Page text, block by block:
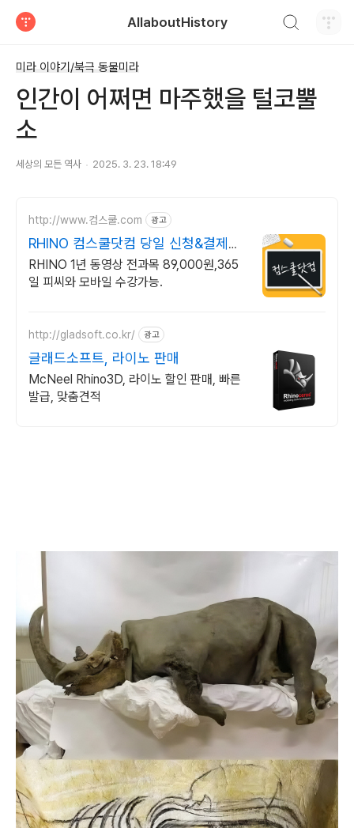
AllaboutHistory
미라 이야기/북극 동물미라
인간이 어쩌면 마주했을 털코뿔
소
세상의 모든 역사 2025. 3. 23. 18:49
http://www.컴스쿨.com 광고
RHINO 컴스쿨닷컴 당일 신청&결제시
기프티콘!
RHINO 1년 동영상 전과목 89,000원,365
일 피씨와 모바일 수강가능.
http://gladsoft.co.kr/ 광고
글래드소프트, 라이노 판매
McNeel Rhino3D, 라이노 할인 판매, 빠른
발급, 맞춤견적